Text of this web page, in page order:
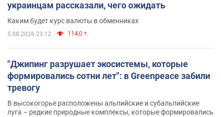
украинцам рассказали, чего ожидать
Каким будет курс валюты в обменниках
5.08.2026 23:12 114,0 т.
"Джипинг разрушает экосистемы, которые
формировались сотни лет": в Greenpeace забили
тревогу
В высокогорье расположены альпийские и субальпийские
луга – редкие природные комплексы, которые формировались